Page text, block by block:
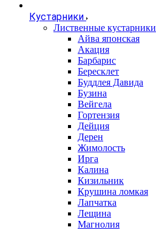
Кустарники
Лиственные кустарники
Айва японская
Акация
Барбарис
Бересклет
Буддлея Давида
Бузина
Вейгела
Гортензия
Дейция
Дерен
Жимолость
Ирга
Калина
Кизильник
Крушина ломкая
Лапчатка
Лещина
Магнолия